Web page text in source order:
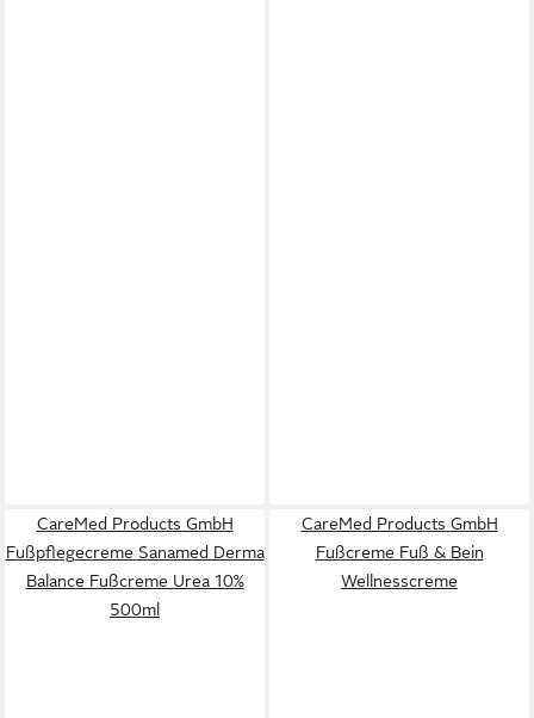
CareMed Products GmbH
Fußpflegecreme Sanamed Derma
Balance Fußcreme Urea 10%
500ml
CareMed Products GmbH
Fußcreme Fuß & Bein
Wellnesscreme